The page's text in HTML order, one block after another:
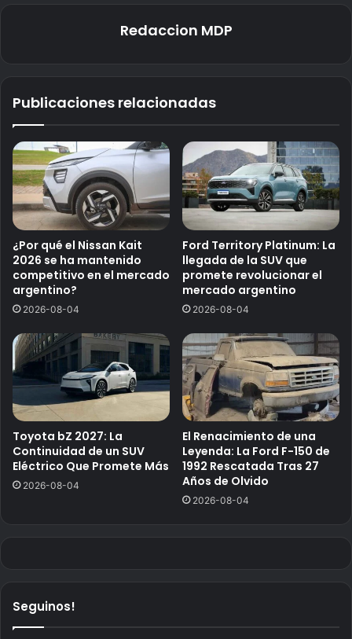
Redaccion MDP
Publicaciones relacionadas
¿Por qué el Nissan Kait
2026 se ha mantenido
competitivo en el mercado
argentino?
2026-08-04
Ford Territory Platinum: La
llegada de la SUV que
promete revolucionar el
mercado argentino
2026-08-04
Toyota bZ 2027: La
Continuidad de un SUV
Eléctrico Que Promete Más
2026-08-04
El Renacimiento de una
Leyenda: La Ford F-150 de
1992 Rescatada Tras 27
Años de Olvido
2026-08-04
Seguinos!